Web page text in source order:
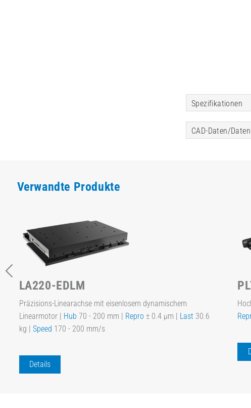
Spezifikationen
CAD-Daten/
Verwandte Produkte
LA220-EDLM
Präzisions-Linearachse mit eisenlosem dynamischem
Linearmotor |
Hub 70 - 200 mm | Repro ± 0.4 µm | Last 30.6
kg | Speed 170 - 200 mm/s
Details